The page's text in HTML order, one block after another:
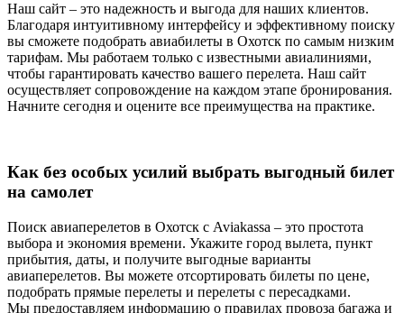
Наш сайт – это надежность и выгода для наших клиентов.
Благодаря интуитивному интерфейсу и эффективному поиску
вы сможете подобрать авиабилеты в Охотск по самым низким
тарифам. Мы работаем только с известными авиалиниями,
чтобы гарантировать качество вашего перелета. Наш сайт
осуществляет сопровождение на каждом этапе бронирования.
Начните сегодня и оцените все преимущества на практике.
Как без особых усилий выбрать выгодный билет
на самолет
Поиск авиаперелетов в Охотск с Aviakassa – это простота
выбора и экономия времени. Укажите город вылета, пункт
прибытия, даты, и получите выгодные варианты
авиаперелетов. Вы можете отсортировать билеты по цене,
подобрать прямые перелеты и перелеты с пересадками.
Мы предоставляем информацию о правилах провоза багажа и